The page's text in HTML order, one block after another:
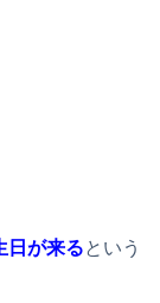
日が来るという